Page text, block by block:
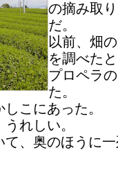
の摘み取
だ。
以前、畑
を調べた
プロペラ
た。
こにあった。
れしい。
、奥のほうに